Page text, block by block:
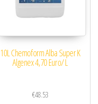
10L Chemoform Alba Super K
Algenex 4,70 Euro/ L
€48.53